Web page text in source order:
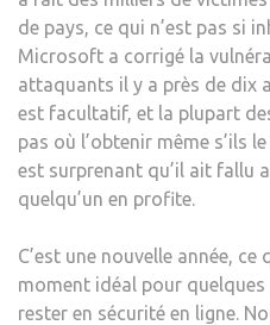
de pays, ce qui n’est pas si
Microsoft a corrigé la
attaquants il y a près de dix
est facultatif, et la plupart
pas où l’obtenir même s’ils
est surprenant qu’il ait fallu
quelqu’un en profite.
C’est une nouvelle année, ce
moment idéal pour
rester en sécurité en ligne.